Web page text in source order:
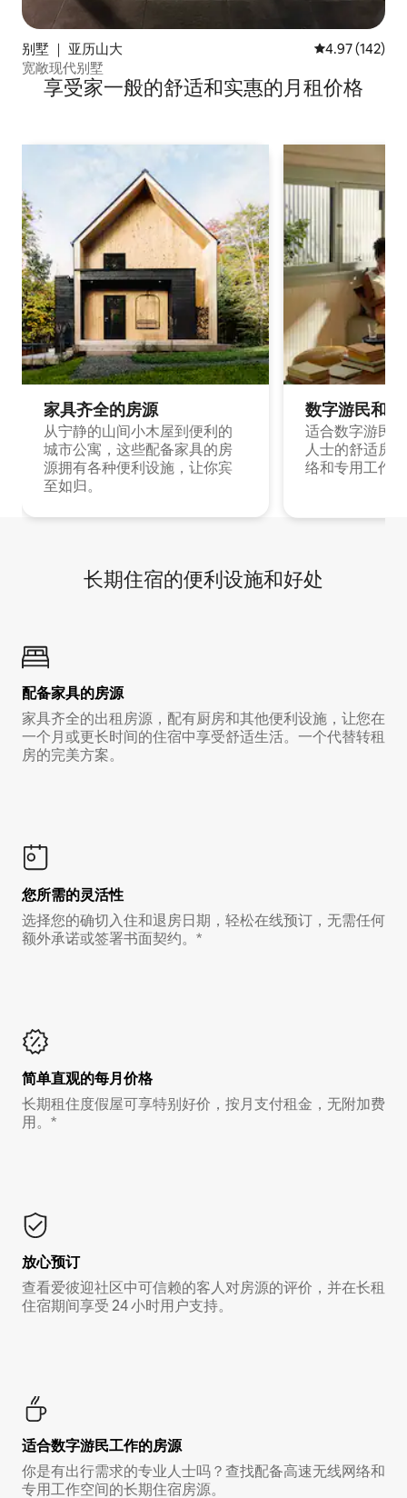
别墅 ｜ 亚历山大 平均评分 4.97
4.97 (142)
宽敞现代别墅
享受家一般的舒适和实惠的月租价格
家具齐全的房源
从宁静的山间小木屋到便利的
城市公寓，这些配备家具的房
源拥有各种便利设施，让你宾
至如归。
数字游民和
适合数字游民
人士的舒适房
络和专用工作
长期住宿的便利设施和好处
配备家具的房源
家具齐全的出租房源，配有厨房和其他便利设施，让您在
一个月或更长时间的住宿中享受舒适生活。一个代替转租
房的完美方案。
您所需的灵活性
选择您的确切入住和退房日期，轻松在线预订，无需任何
额外承诺或签署书面契约。*
简单直观的每月价格
长期租住度假屋可享特别好价，按月支付租金，无附加费
用。*
放心预订
查看爱彼迎社区中可信赖的客人对房源的评价，并在长租
住宿期间享受 24 小时用户支持。
适合数字游民工作的房源
你是有出行需求的专业人士吗？查找配备高速无线网络和
专用工作空间的长期住宿房源。